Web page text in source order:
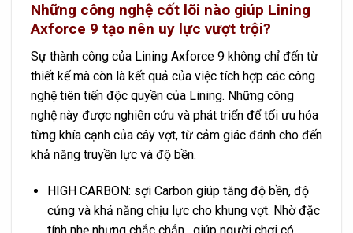
Những công nghệ cốt lõi nào giúp Lining
Axforce 9 tạo nên uy lực vượt trội?
Sự thành công của Lining Axforce 9 không chỉ đến từ
thiết kế mà còn là kết quả của việc tích hợp các công
nghệ tiên tiến độc quyền của Lining. Những công
nghệ này được nghiên cứu và phát triển để tối ưu hóa
từng khía cạnh của cây vợt, từ cảm giác đánh cho đến
khả năng truyền lực và độ bền.
HIGH CARBON: sợi Carbon giúp tăng độ bền, độ
cứng và khả năng chịu lực cho khung vợt. Nhờ đặc
tính nhẹ nhưng chắc chắn, giúp người chơi có